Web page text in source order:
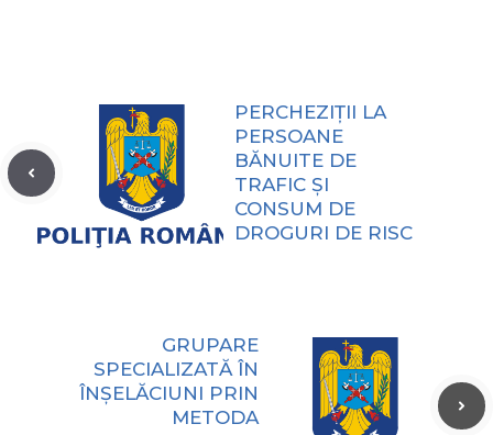
PERCHEZIŢII LA
PERSOANE
BĂNUITE DE
TRAFIC ŞI
CONSUM DE
DROGURI DE RISC
GRUPARE
SPECIALIZATĂ ÎN
ÎNȘELĂCIUNI PRIN
METODA